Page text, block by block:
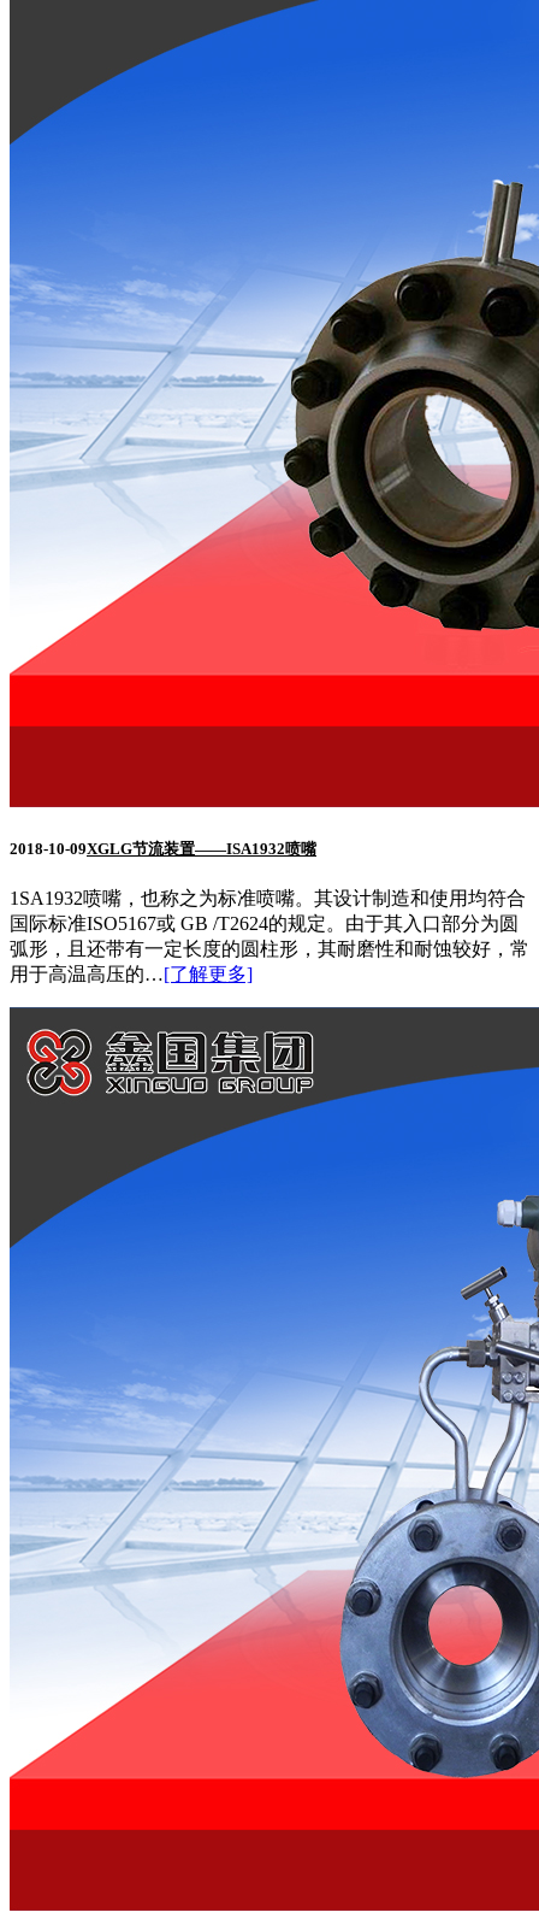
2018-10-09XGLG节流装置——ISA1932喷嘴
1SA1932喷嘴，也称之为标准喷嘴。其设计制造和使用均符合
国际标准ISO5167或 GB /T2624的规定。由于其入口部分为圆
弧形，且还带有一定长度的圆柱形，其耐磨性和耐蚀较好，常
用于高温高压的…[了解更多]